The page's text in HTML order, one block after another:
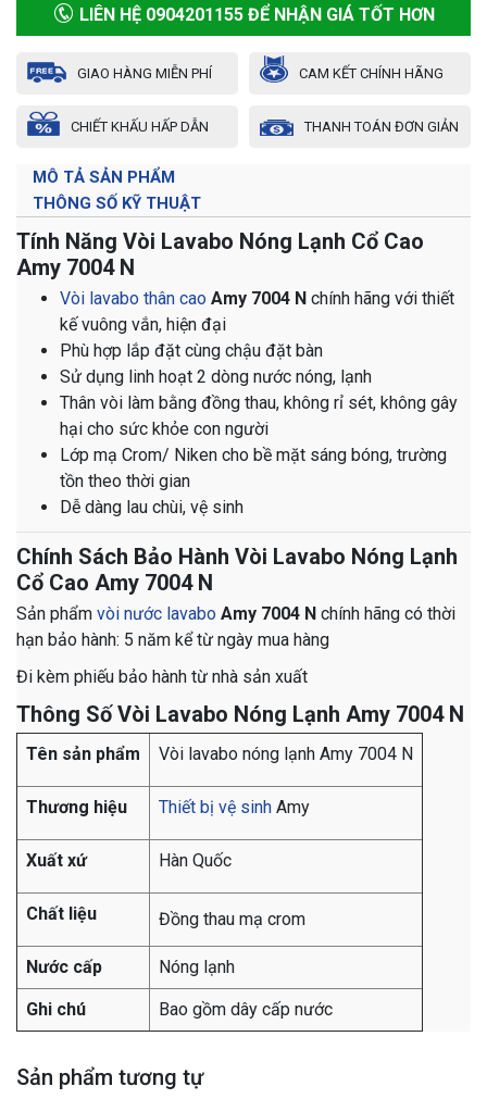
LIÊN HỆ 0904201155 ĐỂ NHẬN GIÁ TỐT HƠN
GIAO HÀNG MIỄN PHÍ CAM KẾT CHÍNH HÃNG
CHIẾT KHẤU HẤP DẪN THANH TOÁN ĐƠN GIẢN
MÔ TẢ SẢN PHẨM
THÔNG SỐ KỸ THUẬT
Tính Năng Vòi Lavabo Nóng Lạnh Cổ Cao
Amy 7004 N
Vòi lavabo thân cao Amy 7004 N chính hãng với thiết
kế vuông vắn, hiện đại
Phù hợp lắp đặt cùng chậu đặt bàn
Sử dụng linh hoạt 2 dòng nước nóng, lạnh
Thân vòi làm bằng đồng thau, không rỉ sét, không gây
hại cho sức khỏe con người
Lớp mạ Crom/ Niken cho bề mặt sáng bóng, trường
tồn theo thời gian
Dễ dàng lau chùi, vệ sinh
Chính Sách Bảo Hành Vòi Lavabo Nóng Lạnh
Cổ Cao Amy 7004 N
Sản phẩm vòi nước lavabo Amy 7004 N chính hãng có thời
hạn bảo hành: 5 năm kể từ ngày mua hàng
Đi kèm phiếu bảo hành từ nhà sản xuất
Thông Số Vòi Lavabo Nóng Lạnh Amy 7004 N
Tên sản phẩm Vòi lavabo nóng lạnh Amy 7004 N
Thương hiệu Thiết bị vệ sinh Amy
Xuất xứ Hàn Quốc
Chất liệu Đồng thau mạ crom
Nước cấp Nóng lạnh
Ghi chú Bao gồm dây cấp nước
Sản phẩm tương tự